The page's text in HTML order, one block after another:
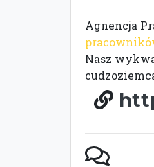
Agnencja
Nasz